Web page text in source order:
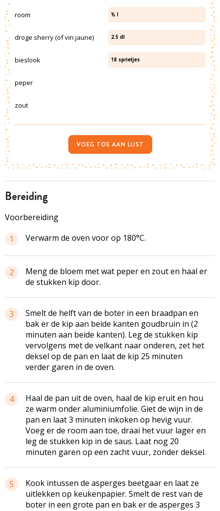
bereiding
Voorbereiding
1
Verwarm de oven voor op 180°C.
2
Meng de bloem met wat peper en zout en haal er
de stukken kip door.
3
Smelt de helft van de boter in een braadpan en
bak er de kip aan beide kanten goudbruin in (2
minuten aan beide kanten). Leg de stukken kip
vervolgens met de velkant naar onderen, zet het
deksel op de pan en laat de kip 25 minuten
verder garen in de oven.
4
Haal de pan uit de oven, haal de kip eruit en hou
ze warm onder aluminiumfolie. Giet de wijn in de
pan en laat 3 minuten inkoken op hevig vuur.
Voeg er de room aan toe, draai het vuur lager en
leg de stukken kip in de saus. Laat nog 20
minuten garen op een zacht vuur, zonder deksel.
5
Kook intussen de asperges beetgaar en laat ze
uitlekken op keukenpapier. Smelt de rest van de
boter in een grote pan en bak er de asperges 3
room ½ l
droge sherry (of vin jaune) 2.5 dl
bieslook 18 sprietjes
peper
zout
VOEG TOE AAN LIJST